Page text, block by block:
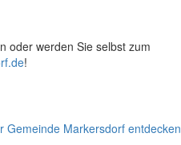
oder werden Sie selbst zum
!